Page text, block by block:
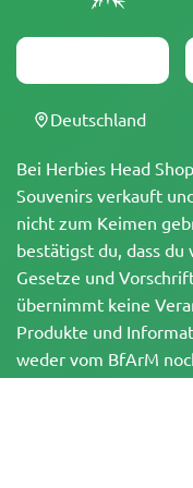
Bei Herbies Head
Souvenirs verkauft
nicht zum Keimen
bestätigst du, dass
Gesetze und
übernimmt keine
Produkte und
weder vom BfArM
Deutschland